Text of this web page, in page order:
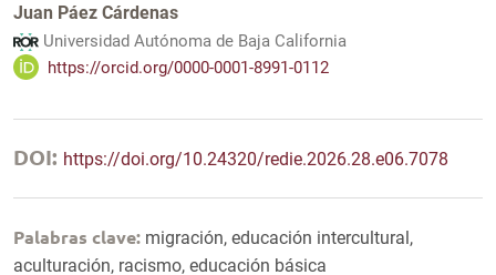
Juan Páez Cárdenas
Universidad Autónoma de Baja California
https://orcid.org/0000-0001-8991-0112
DOI: https://doi.org/10.24320/redie.2026.28.e06.7078
Palabras clave: migración, educación intercultural,
aculturación, racismo, educación básica